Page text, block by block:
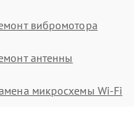
вибромотора
антенны
микросхемы Wi-Fi